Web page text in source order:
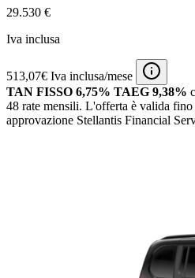
29.530 €
Iva inclusa
513,07€ Iva inclusa/mese
TAN FISSO 6,75% TAEG 9,38%
48 rate mensili. L'offerta è valida fino
approvazione Stellantis Financial